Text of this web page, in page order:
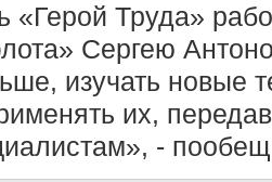
«Герой Труда»
Сергею
изучать новые
их,
-